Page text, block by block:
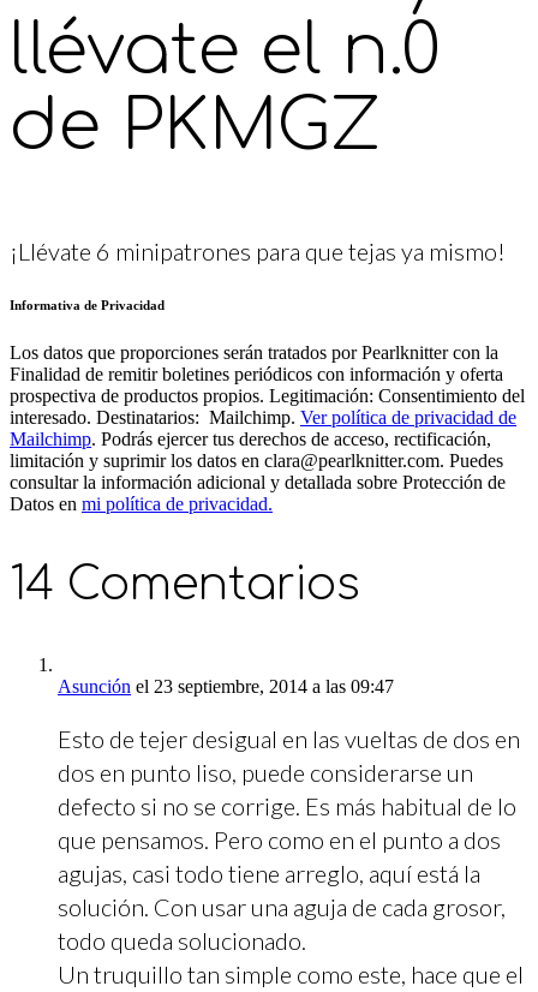
llévate el n.0
de PKMGZ
¡Llévate 6 minipatrones para que tejas ya mismo!
Informativa de Privacidad
Los datos que proporciones serán tratados por Pearlknitter con la
Finalidad de remitir boletines periódicos con información y oferta
prospectiva de productos propios. Legitimación: Consentimiento del
interesado. Destinatarios: Mailchimp. Ver política de privacidad de
Mailchimp. Podrás ejercer tus derechos de acceso, rectificación,
limitación y suprimir los datos en clara@pearlknitter.com. Puedes
consultar la información adicional y detallada sobre Protección de
Datos en mi política de privacidad.
14 Comentarios
Asunción el 23 septiembre, 2014 a las 09:47
Esto de tejer desigual en las vueltas de dos en
dos en punto liso, puede considerarse un
defecto si no se corrige. Es más habitual de lo
que pensamos. Pero como en el punto a dos
agujas, casi todo tiene arreglo, aquí está la
solución. Con usar una aguja de cada grosor,
todo queda solucionado.
Un truquillo tan simple como este, hace que el